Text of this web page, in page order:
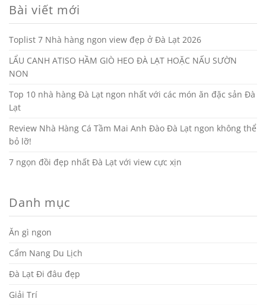
Bài viết mới
Toplist 7 Nhà hàng ngon view đẹp ở Đà Lạt 2026
LẨU CANH ATISO HẦM GIÒ HEO ĐÀ LẠT HOẶC NẤU SƯỜN
NON
Top 10 nhà hàng Đà Lạt ngon nhất với các món ăn đặc sản Đà
Lạt
Review Nhà Hàng Cá Tầm Mai Anh Đào Đà Lạt ngon không thể
bỏ lỡ!
7 ngọn đồi đẹp nhất Đà Lạt với view cực xịn
Danh mục
Ăn gì ngon
Cẩm Nang Du Lịch
Đà Lạt Đi đâu đẹp
Giải Trí